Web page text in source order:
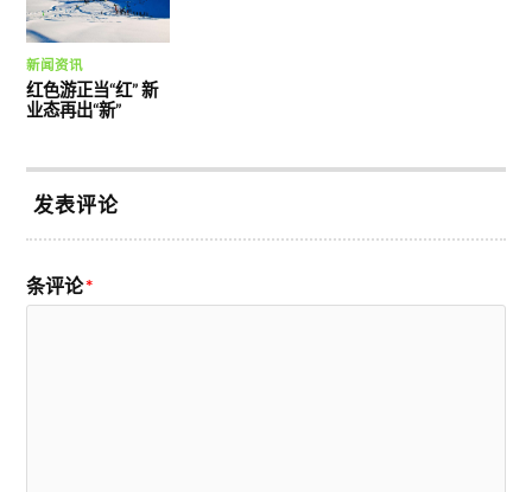
新闻资讯
红色游正当“红” 新
业态再出“新”
发表评论
条评论*